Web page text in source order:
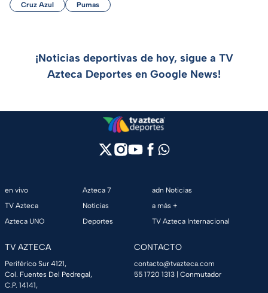
Cruz Azul Pumas
¡Noticias deportivas de hoy, sigue a TV
Azteca Deportes en Google News!
en vivo
TV Azteca
Azteca UNO
Azteca 7
Noticias
Deportes
adn Noticias
a más +
TV Azteca Internacional
TV AZTECA
Periférico Sur 4121,
Col. Fuentes Del Pedregal,
C.P. 14141,
CONTACTO
contacto@tvazteca.com
55 1720 1313 | Conmutador